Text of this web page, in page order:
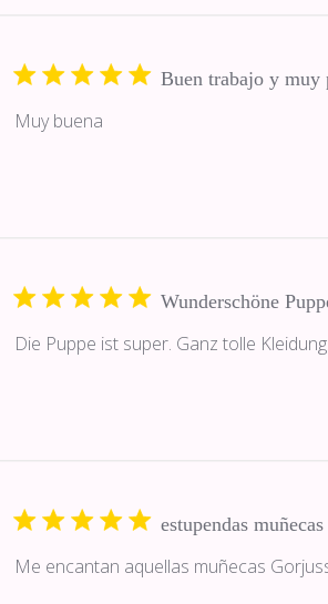
Buen trabajo y muy
Muy buena
Wunderschöne
Die Puppe ist super. Ganz tolle Kleidung.
estupendas muñecas
Me encantan aquellas muñecas